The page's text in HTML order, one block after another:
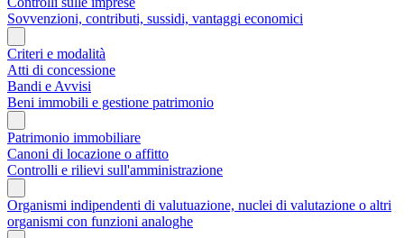
Sovvenzioni, contributi, sussidi, vantaggi economici
Criteri e modalità
Atti di concessione
Bandi e Avvisi
Beni immobili e gestione patrimonio
Patrimonio immobiliare
Canoni di locazione o affitto
Controlli e rilievi sull'amministrazione
Organismi indipendenti di valutuazione, nuclei di valutazione o altri
organismi con funzioni analoghe